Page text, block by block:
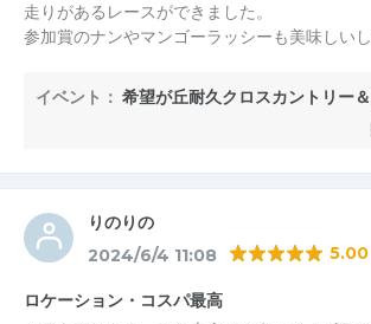
走りがあるレースができました。
参加賞のナンやマンゴーラッシーも美味しい
イベント： 希望が丘耐久クロスカントリー
りのりの
2024/6/4 11:08 5.00
ロケーション・コスパ最高